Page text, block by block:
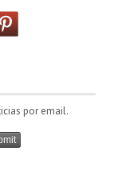
por email.